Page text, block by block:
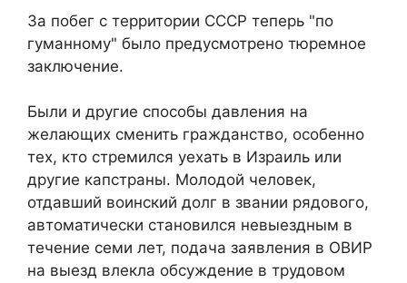
За побег с территории СССР теперь "по
гуманному" было предусмотрено тюремное
заключение.
Были и другие способы давления на
желающих сменить гражданство, особенно
тех, кто стремился уехать в Израиль или
другие капстраны. Молодой человек,
отдавший воинский долг в звании рядового,
автоматически становился невыездным в
течение семи лет, подача заявления в ОВИР
на выезд влекла обсуждение в трудовом